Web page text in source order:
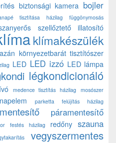
biztonsági kamera bojler
tisztítása házilag
függönymosás
szellőztető
illatosító
klímakészülék
környezetbarát tisztítószer
LED LED izzó LED lámpa
légkondicionáló
medence tisztítás házilag
mosószer
napelem
parketta felújítás házilag
páramentesítő
festés házilag redőny szauna
vegyszermentes